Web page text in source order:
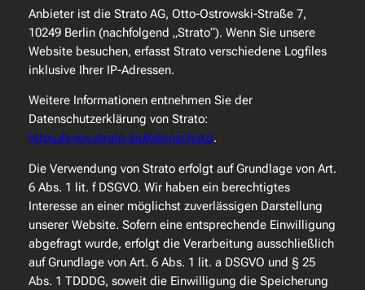
Anbieter ist die Strato AG, Otto-Ostrowski-Straße 7,
10249 Berlin (nachfolgend „Strato“). Wenn Sie unsere
Website besuchen, erfasst Strato verschiedene Logfiles
inklusive Ihrer IP-Adressen.
Weitere Informationen entnehmen Sie der
Datenschutzerklärung von Strato:
https://www.strato.de/datenschutz/.
Die Verwendung von Strato erfolgt auf Grundlage von Art.
6 Abs. 1 lit. f DSGVO. Wir haben ein berechtigtes
Interesse an einer möglichst zuverlässigen Darstellung
unserer Website. Sofern eine entsprechende Einwilligung
abgefragt wurde, erfolgt die Verarbeitung ausschließlich
auf Grundlage von Art. 6 Abs. 1 lit. a DSGVO und § 25
Abs. 1 TDDDG, soweit die Einwilligung die Speicherung